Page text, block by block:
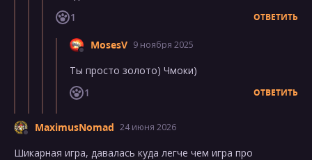
1
ОТВЕТИТЬ
MosesV 9 ноября 2025
Ты просто золото) Чмоки)
1
ОТВЕТИТЬ
MaximusNomad 24 июня 2026
Шикарная игра, давалась куда легче чем игра про